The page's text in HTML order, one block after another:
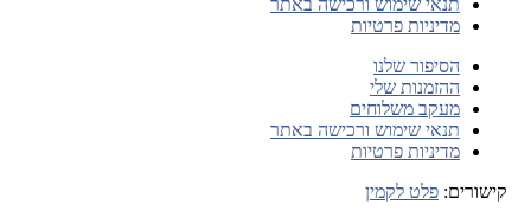
מדיניות פרטיות
הסיפור שלנו
ההזמנות שלי
מעקב משלוחים
תנאי שימוש ורכישה באתר
מדיניות פרטיות
קישורים: פלט לקמין